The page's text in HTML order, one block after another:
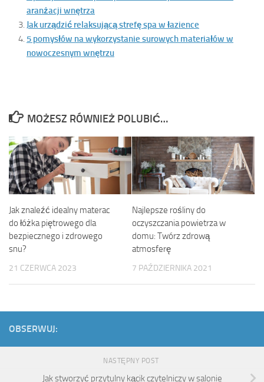
aranżacji wnętrza
Jak urządzić relaksującą strefę spa w łazience
5 pomysłów na wykorzystanie surowych materiałów w
nowoczesnym wnętrzu
MOŻESZ RÓWNIEŻ POLUBIĆ…
Jak znaleźć idealny materac
do łóżka piętrowego dla
bezpiecznego i zdrowego
snu?
21 CZERWCA 2023
Najlepsze rośliny do
oczyszczania powietrza w
domu: Twórz zdrową
atmosferę
7 PAŹDZIERNIKA 2021
OBSERWUJ:
NASTĘPNY POST
Jak stworzyć przytulny kącik czytelniczy w salonie